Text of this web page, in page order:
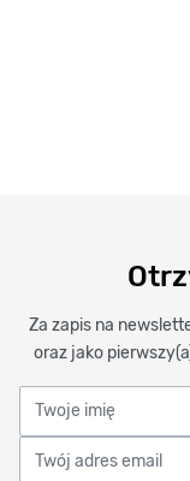
Za zapis na
oraz jako
Twoje imię
Twój adres email